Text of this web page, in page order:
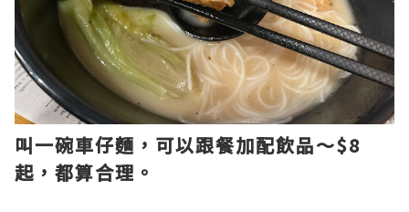
叫一碗車仔麵，可以跟餐加配飲品～$8
起，都算合理。